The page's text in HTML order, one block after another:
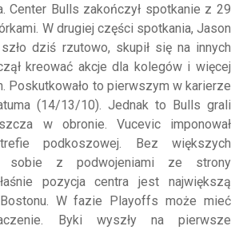
Center Bulls zakończył spotkanie z 29
W drugiej części spotkania, Jason
dziś rzutowo, skupił się na innych
kreować akcje dla kolegów i więcej
Poskutkowało to pierwszym w karierze
(14/13/10). Jednak to Bulls grali
w obronie. Vucevic imponował
podkoszowej. Bez większych
sobie z podwojeniami ze strony
pozycja centra jest największą
W fazie Playoffs może mieć
Byki wyszły na pierwsze